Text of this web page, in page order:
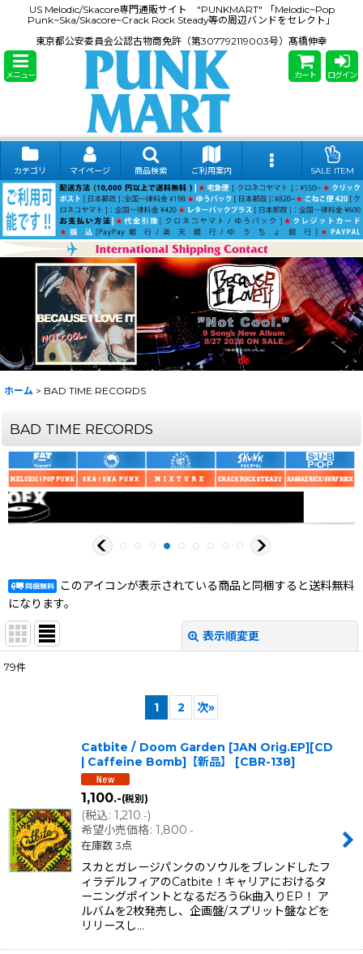
US Melodic/Skacore専門通販サイト "PUNKMART" 「Melodic~Pop
Punk~Ska/Skacore~Crack Rock Steady等の周辺バンドをセレクト」
東京都公安委員会公認古物商免許（第307792119003号）髙橋伸幸
メニュー カート ログイン
カテゴリ マイページ 商品検索 ご利用案内 SALE ITEM
ホーム > BAD TIME RECORDS
BAD TIME RECORDS
このアイコンが表示されている商品と同梱すると送料無料
になります。
表示順変更
79件
1 2 次»
Catbite / Doom Garden [JAN Orig.EP][CD
| Caffeine Bomb]【新品】
[CBR-138]
1,100.-(税別)
(税込: 1,210.-)
希望小売価格: 1,800.-
在庫数 3点
スカとガレージパンクのソウルをブレンドしたフ
ィラデルフィアのCatbite！キャリアにおけるタ
ーニングポイントとなるだろう6k曲入りEP！ ア
ルバムを2枚発売し、企画盤/スプリット盤などを
リリースし…